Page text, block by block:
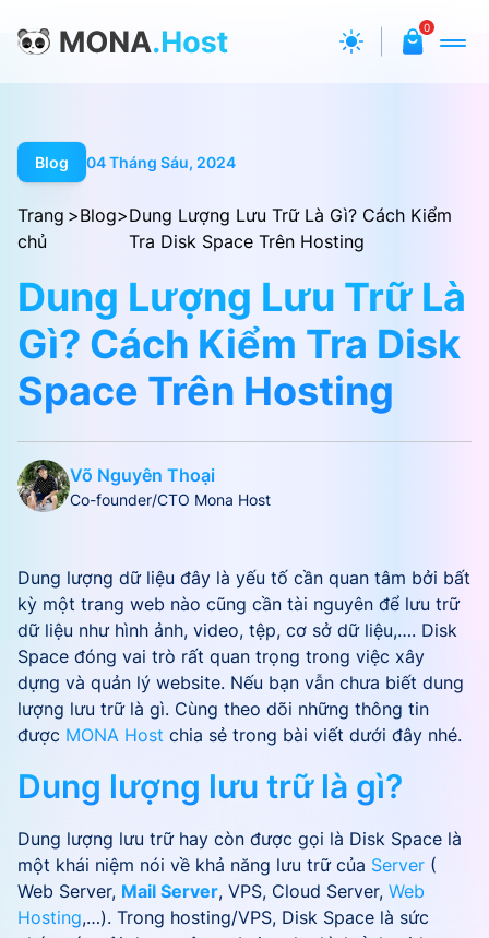
0
Blog 04 Tháng Sáu, 2024
Trang
chủ
>Blog>Dung Lượng Lưu Trữ Là Gì? Cách Kiểm
Tra Disk Space Trên Hosting
Dung Lượng Lưu Trữ Là
Gì? Cách Kiểm Tra Disk
Space Trên Hosting
Võ Nguyên Thoại
Co-founder/CTO Mona Host
Dung lượng dữ liệu đây là yếu tố cần quan tâm bởi bất
kỳ một trang web nào cũng cần tài nguyên để lưu trữ
dữ liệu như hình ảnh, video, tệp, cơ sở dữ liệu,…. Disk
Space đóng vai trò rất quan trọng trong việc xây
dựng và quản lý website. Nếu bạn vẫn chưa biết dung
lượng lưu trữ là gì. Cùng theo dõi những thông tin
được MONA Host chia sẻ trong bài viết dưới đây nhé.
Dung lượng lưu trữ là gì?
Dung lượng lưu trữ hay còn được gọi là Disk Space là
một khái niệm nói về khả năng lưu trữ của Server (
Web Server, Mail Server, VPS, Cloud Server, Web
Hosting,…). Trong hosting/VPS, Disk Space là sức